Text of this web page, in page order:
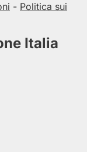
- Politica sui
Italia